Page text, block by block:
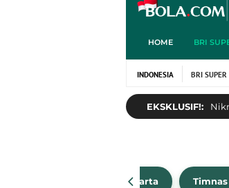
HOME BRI
INDONESIA BRI SUPER
EKSKLUSIF!:
Persija Jakarta